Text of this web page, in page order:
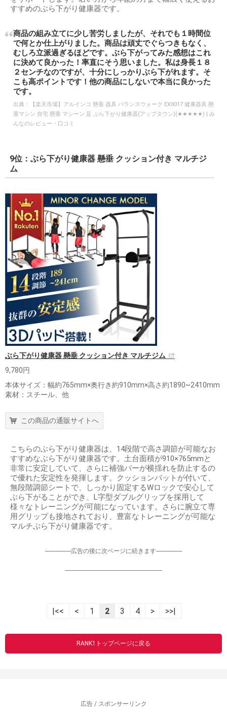
すすめのぶら下がり健康器です。
商品の組み立てに少し苦労しましたが、それでも１時間位
で何とか仕上がりました。商品は頑丈でぐらつきもなく、
むしろ立派過ぎるほどです。ぶら下がってみた感想はこれ
に決めて良かった！率直にそう思いました。私は身長１８
２センチなのですが、十分にしっかりぶら下がれます。そ
こも高ポイントです！他の商品にしないで本当に良かった
です。
出典：
【楽天市場】アルインコ 懸垂 器具 バランスウォーク EX8017 健康器具 懸
垂マシン 自宅 懸垂 マシーン 足 ぶら下がり健康器(アップタウン)(★★★★★) | み
んなのレビュー・口コミ
9位：ぶら下がり健康器 懸垂 クッション付き マルチジ
ム
ぶら下がり健康器 懸垂 クッション付き マルチジム
9,780円
本体サイズ：幅約765mm×奥行き約910mm×高さ約1890~2410mm
素材：スチール、他
この商品の通販サイトへ
こちらのぶら下がり健康器は、14段階で高さ調節が可能なお
すすめなぶら下がり健康器です。土台面積が910×765mmと
非常に安定していて、さらに補強バーが横揺れを防止するの
で優れた安定性を発揮します。クッションパットが付いて、
無段階調節シートで、しっかり固定するWロックで安心して
ぶら下がることができ、L字型ダブルグリップを採用して
様々なトレーニングが可能になっています。さらに腕立て専
用グリップも接地されており、豊富なトレーニングが可能な
マルチぶら下がり健康器です。
-----------------広告の後に次ページに続きます-----------------
----------------------------------------------------------------
|<< < 1 2 3 4 > >>|
RANK1トップページに戻る
広告 / スポンサーリンク